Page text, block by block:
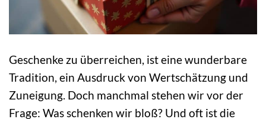
Geschenke zu überreichen, ist eine wunderbare
Tradition, ein Ausdruck von Wertschätzung und
Zuneigung. Doch manchmal stehen wir vor der
Frage: Was schenken wir bloß? Und oft ist die